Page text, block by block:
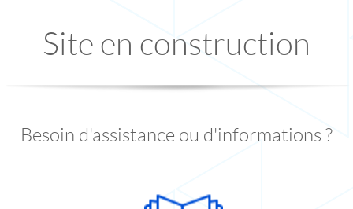
Site en construction
Besoin d'assistance ou d'informations ?